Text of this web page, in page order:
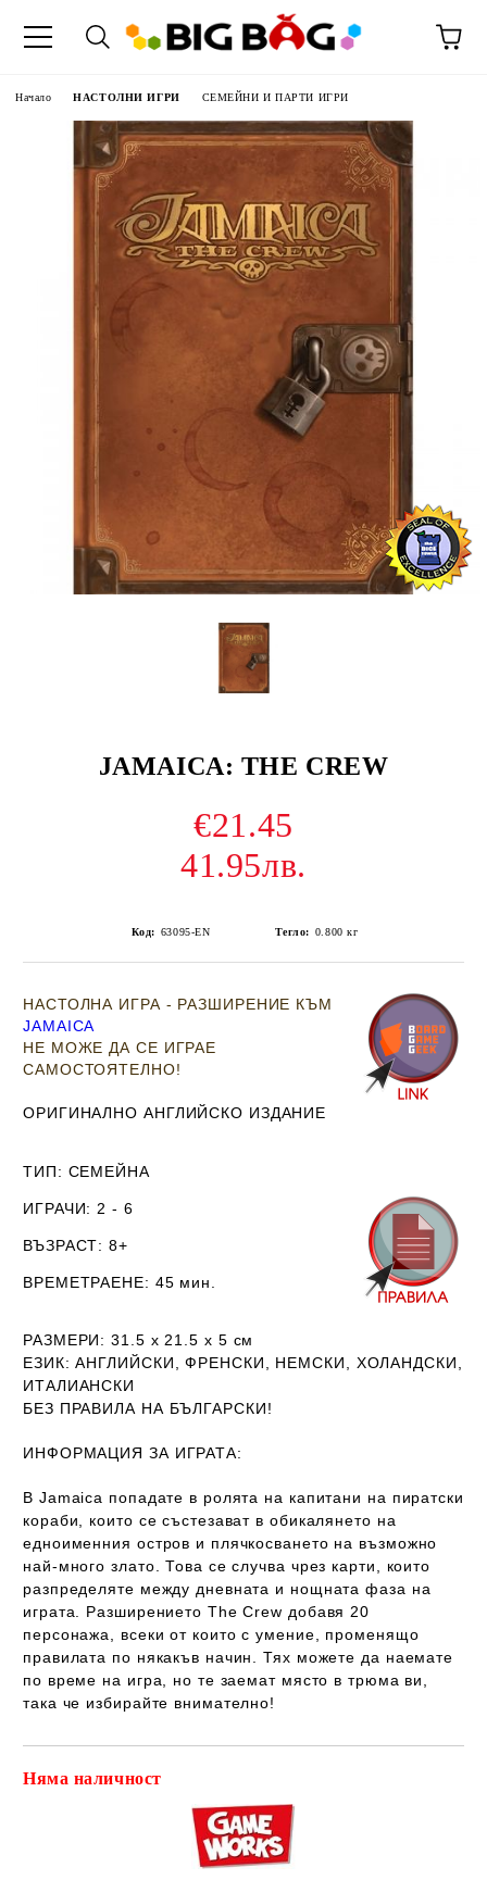
Начало НАСТОЛНИ ИГРИ СЕМЕЙНИ И ПАРТИ ИГРИ
JAMAICA: THE CREW
€21.45
41.95лв.
Код: 63095-EN Тегло: 0.800 кг
НАСТОЛНА ИГРА - РАЗШИРЕНИЕ КЪМ
JAMAICA
НЕ МОЖЕ ДА СЕ ИГРАЕ
САМОСТОЯТЕЛНО!
ОРИГИНАЛНО АНГЛИЙСКО ИЗДАНИЕ
ТИП: СЕМЕЙНА
ИГРАЧИ: 2 - 6
ВЪЗРАСТ: 8+
ВРЕМЕТРАЕНЕ: 45 мин.
РАЗМЕРИ: 31.5 х 21.5 х 5 см
ЕЗИК: АНГЛИЙСКИ, ФРЕНСКИ, НЕМСКИ, ХОЛАНДСКИ,
ИТАЛИАНСКИ
БЕЗ ПРАВИЛА НА БЪЛГАРСКИ!
ИНФОРМАЦИЯ ЗА ИГРАТА:
В Jamaica попадате в ролята на капитани на пиратски
кораби, които се състезават в обикалянето на
едноименния остров и плячкосването на възможно
най-много злато. Това се случва чрез карти, които
разпределяте между дневната и нощната фаза на
играта. Разширението The Crew добавя 20
персонажа, всеки от които с умение, променящо
правилата по някакъв начин. Тях можете да наемате
по време на игра, но те заемат място в трюма ви,
така че избирайте внимателно!
Няма наличност